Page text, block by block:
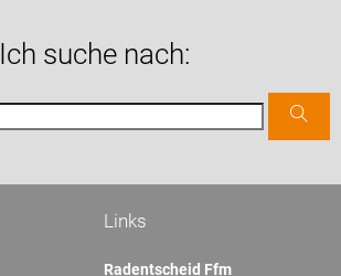
Ich suche nach:
Links
Radentscheid Ffm